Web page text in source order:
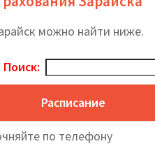
можно найти ниже.
Поиск:
Расписание
по телефону